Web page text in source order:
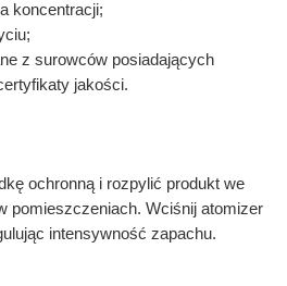
koncentracji;
surowców posiadających
jakości.
ochronną i rozpylić produkt we
pomieszczeniach. Wciśnij atomizer
intensywność zapachu.